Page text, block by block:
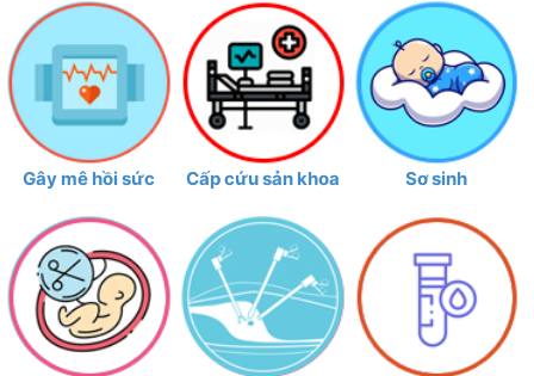
Gây mê hồi sức Cấp cứu sản khoa Sơ sinh